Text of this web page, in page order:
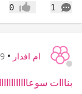
1
التعليقات إعجاب0
ام افدار •
بنااات